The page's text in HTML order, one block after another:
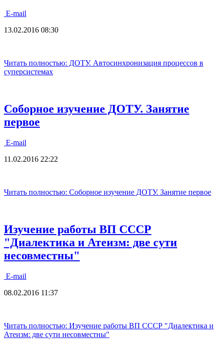
E-mail
13.02.2016 08:30
Читать полностью: ДОТУ. Автосинхронизация процессов в
суперсистемах
Соборное изучение ДОТУ. Занятие
первое
E-mail
11.02.2016 22:22
Читать полностью: Соборное изучение ДОТУ. Занятие первое
Изучение работы ВП СССР
"Диалектика и Атеизм: две сути
несовместны"
E-mail
08.02.2016 11:37
Читать полностью: Изучение работы ВП СССР "Диалектика и
Атеизм: две сути несовместны"